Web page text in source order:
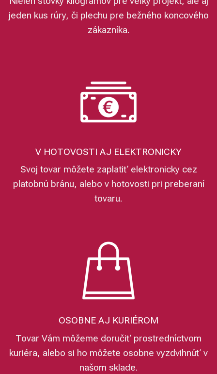
jeden kus rúry, či plechu pre bežného koncového
zákazníka.
V HOTOVOSTI AJ ELEKTRONICKY
Svoj tovar môžete zaplatiť elektronicky cez
platobnú bránu, alebo v hotovosti pri preberaní
tovaru.
OSOBNE AJ KURIÉROM
Tovar Vám môžeme doručiť prostredníctvom
kuriéra, alebo si ho môžete osobne vyzdvihnúť v
našom sklade.